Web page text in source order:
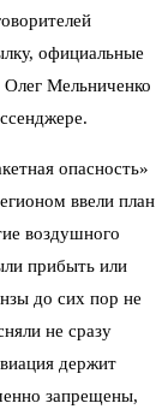
официальные
Олег Мельниченко
опасность»
ввели план
воздушного
прибыть или
до сих пор не
не сразу
держит
запрещены,